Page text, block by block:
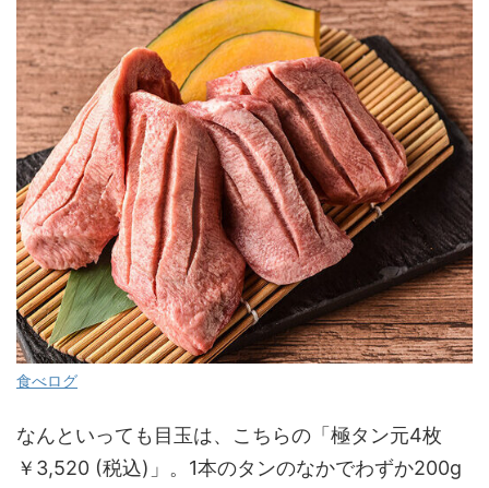
食べログ
なんといっても目玉は、こちらの「極タン元4枚
￥3,520 (税込)」。1本のタンのなかでわずか200g